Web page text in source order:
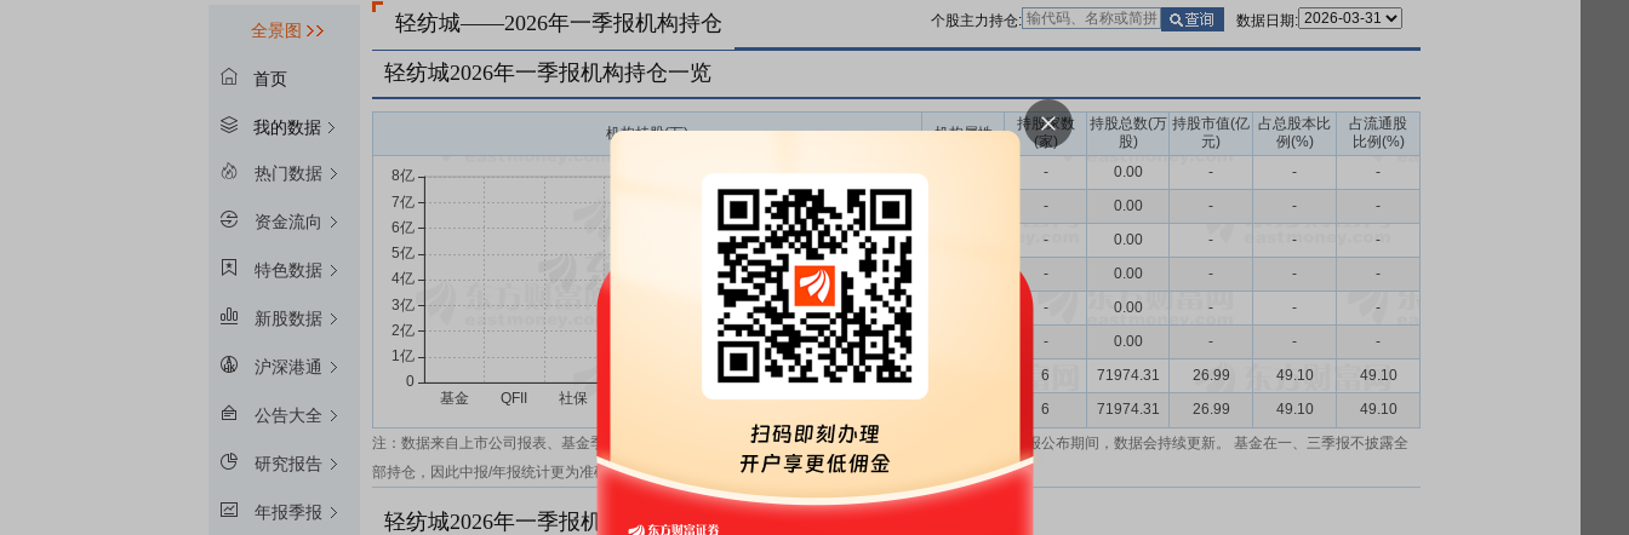
全景图
首页
我的数据
热门数据
资金流向
特色数据
新股数据
沪深港通
公告大全
研究报告
年报季报
轻纺城——2026年一季报机构持仓 个股主力持仓: 数据日期:
轻纺城2026年一季报机构持仓一览
机构持股(万) 机构属性
持股家数
(家)
持股总数(万
股)
持股市值(亿
元)
占总股本比
例(%)
占流通股
比例(%)
- 0.00 - -
-
- 0.00 - -
-
- 0.00 - -
-
- 0.00 - -
-
- 0.00 - -
-
- 0.00 - -
-
6 71974.31 26.99 49.10
49.10
6 71974.31 26.99 49.10
49.10
注：数据来自上市公司报表、基金季报、半年报和基金年报；在上市公司报表、基金季报、半年报和年报公布期间，数据会持续更新。 基金在一、三季报不披露全
部持仓，因此中报/年报统计更为准确。
轻纺城2026年一季报机构持仓明细